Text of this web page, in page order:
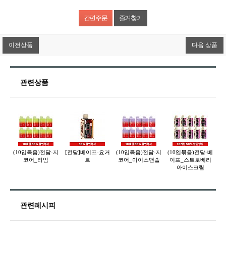
즐겨찾기
이전상품 다음 상품
관련상품
(10입묶음)전담-지
코어_라임
[전담]베이프-요거
트
(10입묶음)전담-지
코어_아이스맨솔
(10입묶음)전담-베
이프_스트로베리
아이스크림
관련레시피